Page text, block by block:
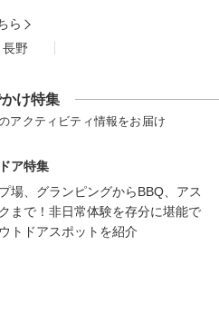
ら
長野
け特集
アクティビティ情報をお届け
ア特集
場、グランピングからBBQ、アス
まで！非日常体験を存分に堪能で
トドアスポットを紹介